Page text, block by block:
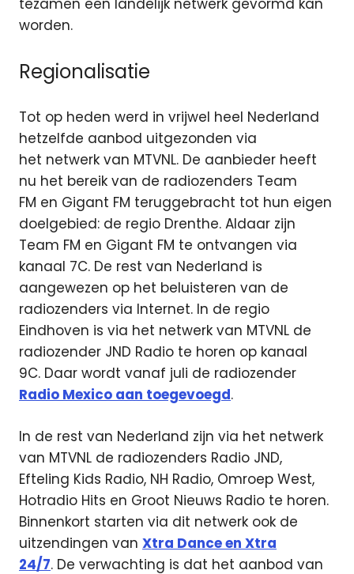
tezamen een landelijk netwerk gevormd kan
worden.
Regionalisatie
Tot op heden werd in vrijwel heel Nederland
hetzelfde aanbod uitgezonden via
het netwerk van MTVNL. De aanbieder heeft
nu het bereik van de radiozenders Team
FM en Gigant FM teruggebracht tot hun eigen
doelgebied: de regio Drenthe. Aldaar zijn
Team FM en Gigant FM te ontvangen via
kanaal 7C. De rest van Nederland is
aangewezen op het beluisteren van de
radiozenders via Internet. In de regio
Eindhoven is via het netwerk van MTVNL de
radiozender JND Radio te horen op kanaal
9C. Daar wordt vanaf juli de radiozender
Radio Mexico aan toegevoegd.
In de rest van Nederland zijn via het netwerk
van MTVNL de radiozenders Radio JND,
Efteling Kids Radio, NH Radio, Omroep West,
Hotradio Hits en Groot Nieuws Radio te horen.
Binnenkort starten via dit netwerk ook de
uitzendingen van Xtra Dance en Xtra
24/7. De verwachting is dat het aanbod van